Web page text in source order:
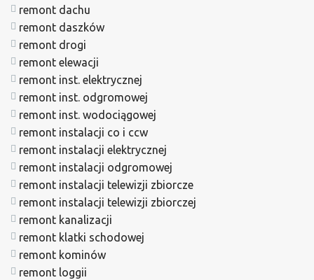
remont dachu
remont daszków
remont drogi
remont elewacji
remont inst. elektrycznej
remont inst. odgromowej
remont inst. wodociągowej
remont instalacji co i ccw
remont instalacji elektrycznej
remont instalacji odgromowej
remont instalacji telewizji zbiorcze
remont instalacji telewizji zbiorczej
remont kanalizacji
remont klatki schodowej
remont kominów
remont loggii